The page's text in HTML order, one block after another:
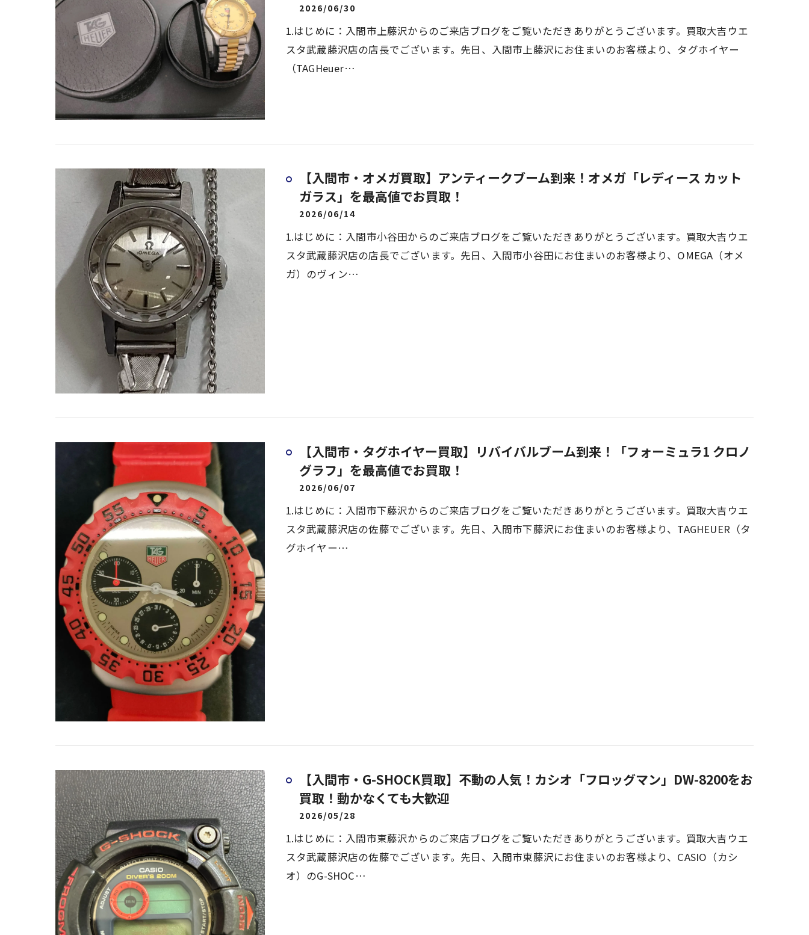
2026/06/30
1.はじめに：入間市上藤沢からのご来店ブログをご覧いただきありがとうございます。買取大吉ウエ
スタ武蔵藤沢店の店長でございます。先日、入間市上藤沢にお住まいのお客様より、タグホイヤー
（TAGHeuer…
【入間市・オメガ買取】アンティークブーム到来！オメガ「レディース カット
ガラス」を最高値でお買取！
2026/06/14
1.はじめに：入間市小谷田からのご来店ブログをご覧いただきありがとうございます。買取大吉ウエ
スタ武蔵藤沢店の店長でございます。先日、入間市小谷田にお住まいのお客様より、OMEGA（オメ
ガ）のヴィン…
【入間市・タグホイヤー買取】リバイバルブーム到来！「フォーミュラ1 クロノ
グラフ」を最高値でお買取！
2026/06/07
1.はじめに：入間市下藤沢からのご来店ブログをご覧いただきありがとうございます。買取大吉ウエ
スタ武蔵藤沢店の佐藤でございます。先日、入間市下藤沢にお住まいのお客様より、TAGHEUER（タ
グホイヤー…
【入間市・G-SHOCK買取】不動の人気！カシオ「フロッグマン」DW-8200をお
買取！動かなくても大歓迎
2026/05/28
1.はじめに：入間市東藤沢からのご来店ブログをご覧いただきありがとうございます。買取大吉ウエ
スタ武蔵藤沢店の佐藤でございます。先日、入間市東藤沢にお住まいのお客様より、CASIO（カシ
オ）のG-SHOC…